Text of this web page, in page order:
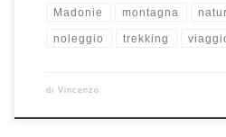
Madonie montagna
noleggio trekking
di Vincenzo